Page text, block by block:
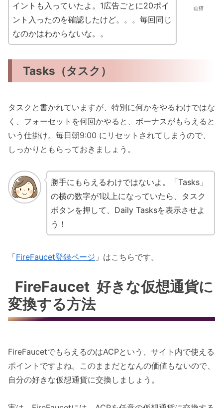
山猫
イントも入っていたよ。1広告ごとに20ポイ
ント入ったのを確認したけど。。。毎回同じ
なのかはわからないな。。
Tasks（タスク）
タスクと書かれていますが、特別に何かをやるわけではな
く、フォーセットを何回かやると、ボーナスがもらえると
いう仕掛け。毎日朝9:00 にリセットされてしまうので、
しっかりともらっておきましょう。
勝手にもらえるわけではないよ。「Tasks」
の横の数字が1以上になっていたら、タスク
ボタンを押して、Daily Tasksを表示させよ
う！
「FireFaucet登録ページ 」はこちらです。
FireFaucet 好きな仮想通貨に
変換する方法
FireFaucetでもらえるのはACPという、サイト内で使える
ポイントですよね。このままだとなんの価値もないので、
自分の好きな仮想通貨に交換しましょう。